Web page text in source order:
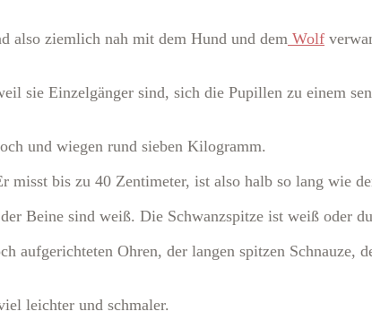
also ziemlich nah mit dem Hund und dem Wolf
sie Einzelgänger sind, sich die Pupillen zu einem
und wiegen rund sieben Kilogramm.
bis zu 40 Zentimeter, ist also halb so lang wie
Beine sind weiß. Die Schwanzspitze ist weiß oder
aufgerichteten Ohren, der langen spitzen Schnauze,
leichter und schmaler.